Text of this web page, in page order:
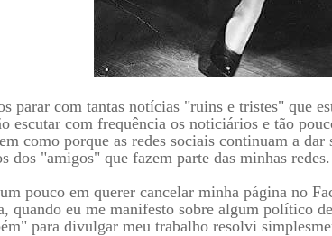
parar com tantas notícias "ruins e tristes" que
escutar com frequência os noticiários e tão
como porque as redes sociais continuam a
dos "amigos" que fazem parte das minhas redes.
pouco em querer cancelar minha página no
quando eu me manifesto sobre algum político
para divulgar meu trabalho resolvi